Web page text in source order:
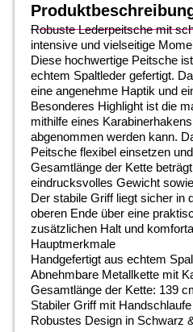
Robuste Lederpeitsche mit
intensive und vielseitige
Diese hochwertige Peitsche
echtem Spaltleder gefertigt.
eine angenehme Haptik und
Besonderes Highlight ist die
mithilfe eines
abgenommen werden kann.
Peitsche flexibel einsetzen
Gesamtlänge der Kette
eindrucksvolles Gewicht
Der stabile Griff liegt sicher in
oberen Ende über eine
zusätzlichen Halt und
Hauptmerkmale
Handgefertigt aus echtem
Abnehmbare Metallkette mit
Gesamtlänge der Kette: 139
Stabiler Griff mit Handschlaufe
Robustes Design in Schwarz